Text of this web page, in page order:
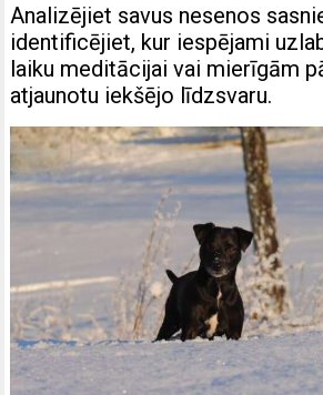
Analizējiet savus nesenos
identificējiet, kur iespējami
laiku meditācijai vai mierīgām
atjaunotu iekšējo līdzsvaru.